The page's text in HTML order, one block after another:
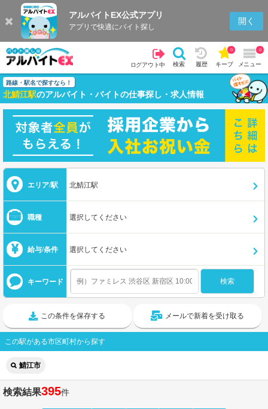
アルバイトEX公式アプリ
アプリで快適にバイト探し
開く
ログアウト中 検索 履歴 キープ
0
メニュー
0
路線・駅名で探すなら！
北鯖江駅のアルバイト・バイトの仕事探し・求人情報
エリア/駅 北鯖江駅
職種 選択してください
給与/条件 選択してください
キーワード
この条件を保存する メールで新着を受け取る
この駅がある市区町村から探す
鯖江市
検索結果395件